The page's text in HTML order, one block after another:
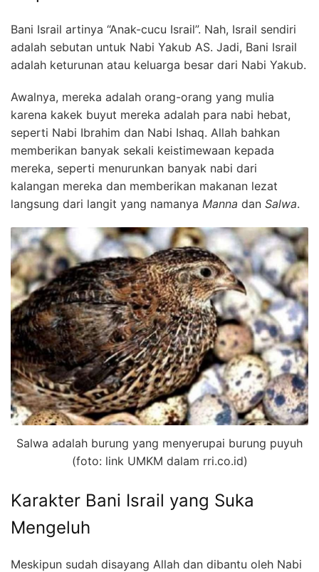
Bani Israil artinya “Anak-cucu Israil”. Nah, Israil sendiri
adalah sebutan untuk Nabi Yakub AS. Jadi, Bani Israil
adalah keturunan atau keluarga besar dari Nabi Yakub.
Awalnya, mereka adalah orang-orang yang mulia
karena kakek buyut mereka adalah para nabi hebat,
seperti Nabi Ibrahim dan Nabi Ishaq. Allah bahkan
memberikan banyak sekali keistimewaan kepada
mereka, seperti menurunkan banyak nabi dari
kalangan mereka dan memberikan makanan lezat
langsung dari langit yang namanya Manna dan Salwa.
Salwa adalah burung yang menyerupai burung puyuh
(foto: link UMKM dalam rri.co.id)
Karakter Bani Israil yang Suka
Mengeluh
Meskipun sudah disayang Allah dan dibantu oleh Nabi